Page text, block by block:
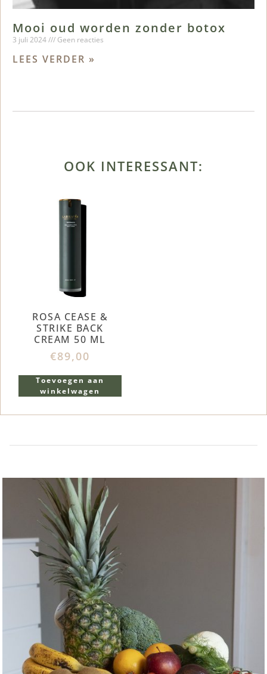
Mooi oud worden zonder botox
3 juli 2024 Geen reacties
LEES VERDER »
OOK INTERESSANT:
ROSA CEASE &
STRIKE BACK
CREAM 50 ML
€89,00
Toevoegen aan
winkelwagen